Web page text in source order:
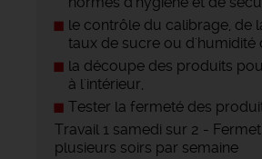
le contrôle du calibrage, de
taux de sucre ou d'humidité
la découpe des produits
à l'intérieur,
Tester la fermeté des
Travail 1 samedi sur 2 -
plusieurs soirs par semaine